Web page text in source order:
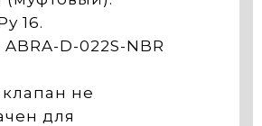
16.
D-022S-NBR
не
для